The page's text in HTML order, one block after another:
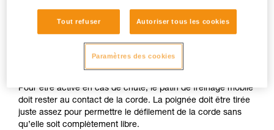
Si la charge tire la corde, l’utilisateur doit seulement
accompagner le défilement de corde, en étant prêt à bloquer
la charge en cas de chute. Il faut donc manipuler la poignée
de l’appareil en respectant la préhension préconisée, sans
lâcher la corde côté freinage.
Pour être activé en cas de chute, le patin de freinage mobile
doit rester au contact de la corde. La poignée doit être tirée
juste assez pour permettre le défilement de la corde sans
qu’elle soit complètement libre.
Tout refuser Autoriser tous les cookies
Paramètres des cookies